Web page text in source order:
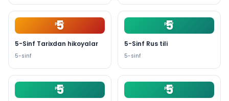
5
PDF
5-Sinf Tarixdan hikoyalar
5-sinf
5
PDF
5-Sinf Rus tili
5-sinf
5
PDF 5
PDF